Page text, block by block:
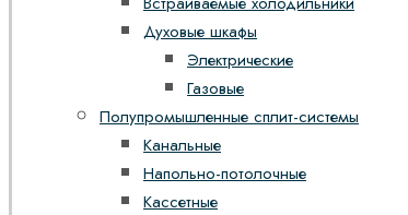
Духовые шкафы
Электрические
Газовые
Полупромышленные сплит-системы
Канальные
Напольно-потолочные
Кассетные